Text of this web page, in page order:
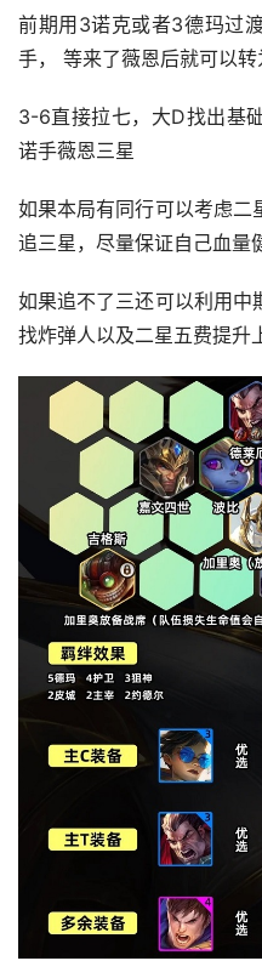
前期用3诺克或者3德玛过
手， 等来了薇恩后就可以
3-6直接拉七，大D找出基
诺手薇恩三星
如果本局有同行可以考虑二
追三星，尽量保证自己血量
如果追不了三还可以利用中
找炸弹人以及二星五费提升